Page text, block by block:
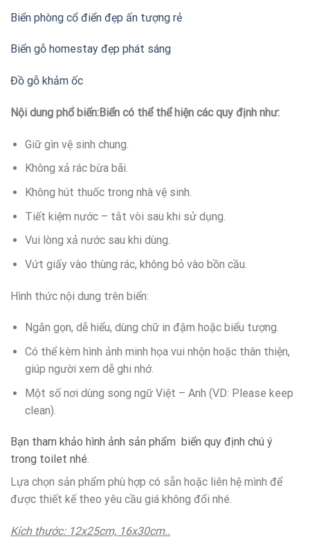
Biển phòng cổ điển đẹp ấn tượng rẻ
Biển gỗ homestay đẹp phát sáng
Đồ gỗ khảm ốc
Nội dung phổ biến:Biển có thể thể hiện các quy định như:
Giữ gìn vệ sinh chung.
Không xả rác bừa bãi.
Không hút thuốc trong nhà vệ sinh.
Tiết kiệm nước – tắt vòi sau khi sử dụng.
Vui lòng xả nước sau khi dùng.
Vứt giấy vào thùng rác, không bỏ vào bồn cầu.
Hình thức nội dung trên biển:
Ngắn gọn, dễ hiểu, dùng chữ in đậm hoặc biểu tượng.
Có thể kèm hình ảnh minh họa vui nhộn hoặc thân thiện,
giúp người xem dễ ghi nhớ.
Một số nơi dùng song ngữ Việt – Anh (VD: Please keep
clean).
Bạn tham khảo hình ảnh sản phẩm biển quy định chú ý
trong toilet nhé.
Lựa chọn sản phẩm phù hợp có sẵn hoặc liên hệ mình để
được thiết kế theo yêu cầu giá không đổi nhé.
Kích thước: 12x25cm, 16x30cm..